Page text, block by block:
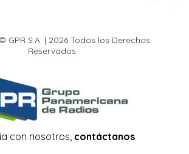
GPR S.A. | 2026 Todos los Derechos
Reservados.
con nosotros, contáctanos